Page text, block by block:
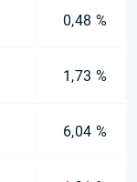
0,48 %
1,73 %
6,04 %